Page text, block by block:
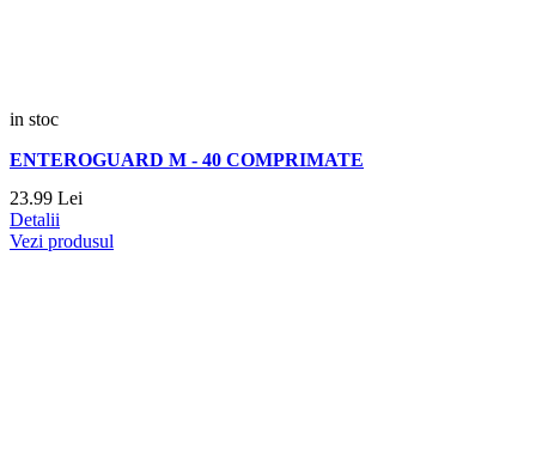
in stoc
ENTEROGUARD M - 40 COMPRIMATE
23.99 Lei
Detalii
Vezi produsul